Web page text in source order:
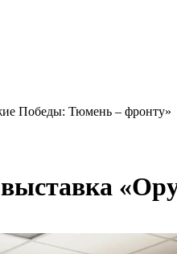
Победы: Тюмень – фронту»